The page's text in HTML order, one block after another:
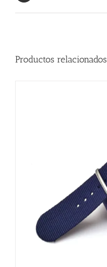
Productos relacionados